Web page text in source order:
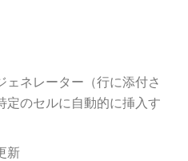
ェネレーター（行に添付さ
定のセルに自動的に挿入す
新